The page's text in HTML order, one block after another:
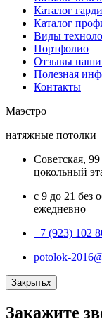
Каталог
Каталог
Виды
Портфолио
Отзывы
Полезная
Контакты
Маэстро
натяжные потолки
Советская, 99
цокольный
с 9 до 21 без
ежедневно
+7 (923) 102
potolok-
Закрытьx
Закажите